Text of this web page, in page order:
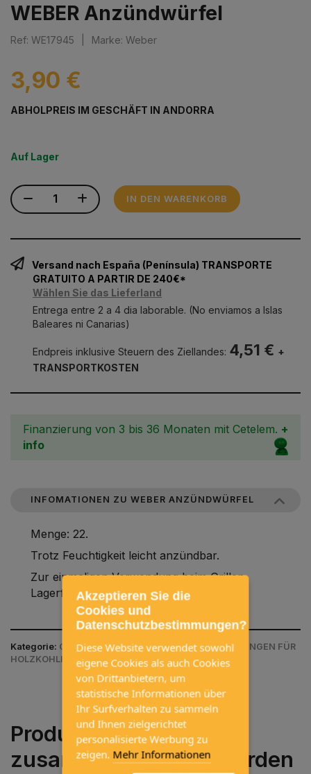
WEBER Anzündwürfel
Ref: WE17945 Marke: Weber
3,90 €
ABHOLPREIS IM GESCHÄFT IN ANDORRA
Auf Lager
IN DEN WARENKORB
Versand nach España (Península) TRANSPORTE
GRATUITO A PARTIR DE 240€*
Wählen Sie das Lieferland
Entrega entre 2 a 4 dia laborable. (No enviamos a Islas
Baleares ni Canarias)
Endpreis inklusive Steuern des Ziellandes: 4,51 € +
TRANSPORTKOSTEN
Finanzierung von 3 bis 36 Monaten mit Cetelem. +
info
INFOMATIONEN ZU WEBER ANZÜNDWÜRFEL
Menge: 22.
Trotz Feuchtigkeit leicht anzündbar.
Zur einmaligen Verwendung beim Grillen,
Lagerfeuer und in Kaminöfen.
Kategorie: GRILLS / ZUBEHÖR / ZUBEHÖR & ABDECKUNGEN FÜR
HOLZKOHLEGRILLS / ZUBEHÖR HOLZKOHLEGRILLS
Produkte, die häufig
zusammen gekauft werden
Akzeptieren Sie die
Cookies und
Datenschutzbestimmungen?
Diese Website verwendet sowohl
eigene Cookies als auch Cookies
von Drittanbietern, um
statistische Informationen über
Ihr Surfverhalten zu sammeln
und Ihnen zielgerichtet
personalisierte Werbung zu
zeigen. Mehr Informationen